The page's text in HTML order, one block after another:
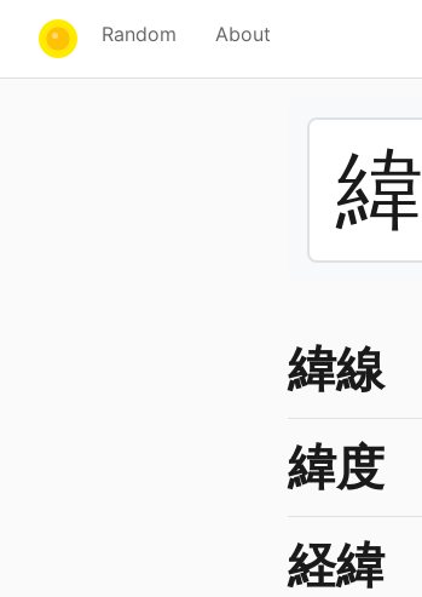
Random About
緯
緯線
緯度
経緯